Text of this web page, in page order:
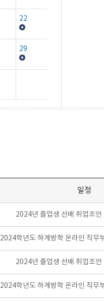
22
29
일정
2024년 졸업생 선배 취업조언
2024학년도 하계방학 온라인 직무
2024년 졸업생 선배 취업조언
2024학년도 하계방학 온라인 직무